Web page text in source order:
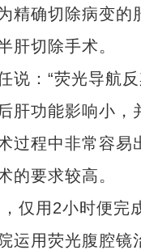
精确切除病变
肝切除手术。
：“荧光导航反
肝功能影响小，
程中非常容易
的要求较高。
用2小时便完
运用荧光腹腔